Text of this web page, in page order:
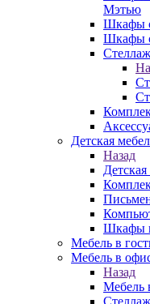
Мэтью
Шкафы
Шкафы
Детская
Назад
Шкафы
Мебель в
Мебель в
Назад
Мебель